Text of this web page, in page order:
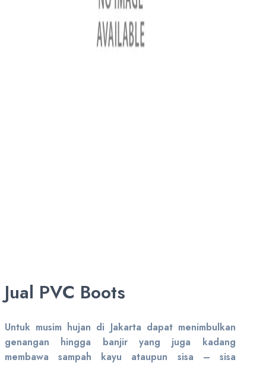
Jual PVC Boots
Untuk musim hujan di Jakarta dapat menimbulkan
genangan hingga banjir yang juga kadang
membawa sampah kayu ataupun sisa – sisa